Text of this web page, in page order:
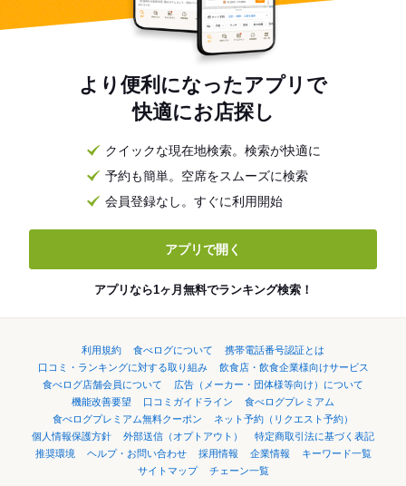
より便利になったアプリで
快適にお店探し
クイックな現在地検索。検索が快適に
予約も簡単。空席をスムーズに検索
会員登録なし。すぐに利用開始
アプリで開く
アプリなら1ヶ月無料でランキング検索！
利用規約 食べログについて
携帯電話番号認証とは
口コミ・ランキングに対する取り組み
飲食店・飲食企業様向けサービス
食べログ店舗会員について
広告（メーカー・団体様等向け）について
機能改善要望
口コミガイドライン
食べログプレミアム
食べログプレミアム無料クーポン
ネット予約（リクエスト予約）
個人情報保護方針
外部送信（オプトアウト）
特定商取引法に基づく表記
推奨環境
ヘルプ・お問い合わせ 採用情報 企業情報
キーワード一覧
サイトマップ
チェーン一覧